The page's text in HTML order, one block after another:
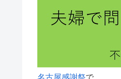
名古屋感謝祭で